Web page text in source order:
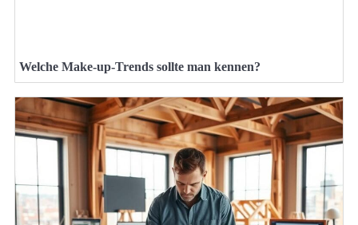
Welche Make-up-Trends sollte man kennen?